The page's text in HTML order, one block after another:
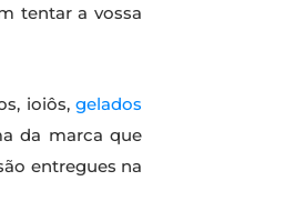
tentar a vossa
ioiôs, gelados
da marca que
entregues na